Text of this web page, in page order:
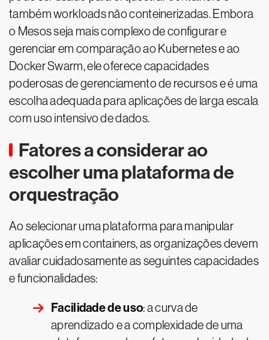
também workloads não conteinerizadas. Embora
o Mesos seja mais complexo de configurar e
gerenciar em comparação ao Kubernetes e ao
Docker Swarm, ele oferece capacidades
poderosas de gerenciamento de recursos e é uma
escolha adequada para aplicações de larga escala
com uso intensivo de dados.
Fatores a considerar ao
escolher uma plataforma de
orquestração
Ao selecionar uma plataforma para manipular
aplicações em containers, as organizações devem
avaliar cuidadosamente as seguintes capacidades
e funcionalidades:
Facilidade de uso: a curva de
aprendizado e a complexidade de uma